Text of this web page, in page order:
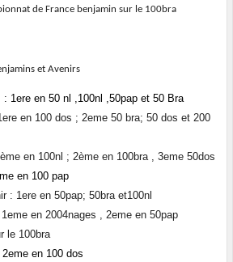
de France benjamin sur le 100bra
et Avenirs
1ere en 50 nl ,100nl ,50pap et 50 Bra
en 100 dos ; 2eme 50 bra; 50 dos et 200
en 100nl ; 2ème en 100bra , 3eme 50dos
en 100 pap
: 1ere en 50pap; 50bra et100nl
eme en 2004nages , 2eme en 50pap
le 100bra
en 100 dos